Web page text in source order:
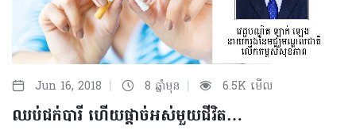
Jun 16, 2018 | 8 ឆ្នាំមុន | 6.5K មើល
ឈប់ជក់បារី ហើយផ្តាច់អស់មួយជីវិត…